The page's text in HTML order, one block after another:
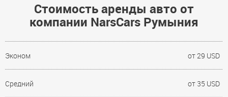
Стоимость аренды авто от
компании NarsCars Румыния
Эконом от 29 USD
Средний от 35 USD